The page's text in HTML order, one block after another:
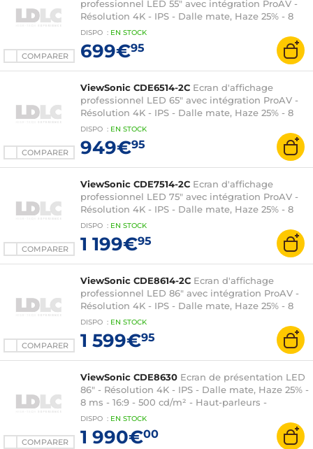
COMPARER
professionnel LED 55" avec intégration ProAV -
Résolution 4K - IPS - Dalle mate, Haze 25% - 8
ms - 16:9 - 500 cd/m² - Haut-parleurs 2 x 10 W -
HDMI/USB-C - Fast Ethernet - Android 14 - Noir
(sans pieds)
DISPO : EN STOCK
699€95
COMPARER
ViewSonic CDE6514-2C Ecran d'affichage
professionnel LED 65" avec intégration ProAV -
Résolution 4K - IPS - Dalle mate, Haze 25% - 8
ms - 16:9 - 500 cd/m² - Haut-parleurs 2 x 10 W -
HDMI/USB-C - Fast Ethernet - Android 14 - Noir
(sans pieds)
DISPO : EN STOCK
949€95
COMPARER
ViewSonic CDE7514-2C Ecran d'affichage
professionnel LED 75" avec intégration ProAV -
Résolution 4K - IPS - Dalle mate, Haze 25% - 8
ms - 16:9 - 500 cd/m² - Haut-parleurs 2 x 10 W -
HDMI/USB-C - Fast Ethernet - Android 14 - Noir
(sans pieds)
DISPO : EN STOCK
1 199€95
COMPARER
ViewSonic CDE8614-2C Ecran d'affichage
professionnel LED 86" avec intégration ProAV -
Résolution 4K - IPS - Dalle mate, Haze 25% - 8
ms - 16:9 - 500 cd/m² - Haut-parleurs 2 x 10 W -
HDMI/USB-C - Fast Ethernet - Android 14 - Noir
(sans pieds)
DISPO : EN STOCK
1 599€95
COMPARER
ViewSonic CDE8630 Ecran de présentation LED
86" - Résolution 4K - IPS - Dalle mate, Haze 25% -
8 ms - 16:9 - 500 cd/m² - Haut-parleurs -
HDMI/USB-C - Fast Ethernet - Slots OPS/Wi-Fi -
Android 11 - Noir (sans pieds) 24/7
DISPO : EN STOCK
1 990€00